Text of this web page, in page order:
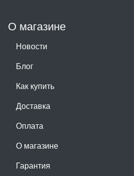
О магазине
Новости
Блог
Как купить
Доставка
Оплата
О магазине
Гарантия